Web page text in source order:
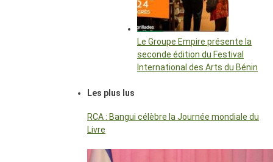
Le Groupe Empire présente la
seconde édition du Festival
International des Arts du Bénin
Les plus lus
RCA : Bangui célèbre la Journée mondiale du
Livre